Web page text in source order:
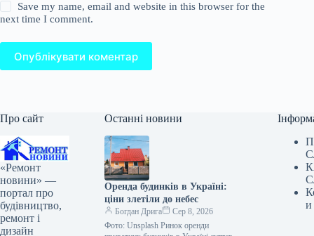
Save my name, email and website in this browser for the
next time I comment.
Опублікувати коментар
Про сайт
«Ремонт
новини» —
портал про
будівництво,
ремонт і
дизайн
Останні новини
Оренда будинків в Україні:
ціни злетіли до небес
Богдан Дрига
Сер 8, 2026
Фото: Unsplash Ринок оренди
и